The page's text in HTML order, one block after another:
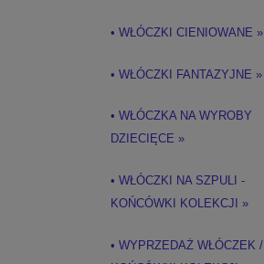
• WŁÓCZKI CIENIOWANE »
• WŁÓCZKI FANTAZYJNE »
• WŁÓCZKA NA WYROBY
DZIECIĘCE »
• WŁÓCZKI NA SZPULI -
KOŃCÓWKI KOLEKCJI »
• WYPRZEDAŻ WŁÓCZEK /